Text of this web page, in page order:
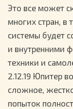
Это все может
многих стран, в
системы будет
и внутренними
техники и
2.12.19 Юпитер
сложное,
попыток